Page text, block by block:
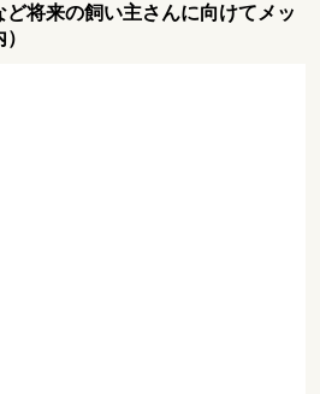
将来の飼い主さんに向けてメッ